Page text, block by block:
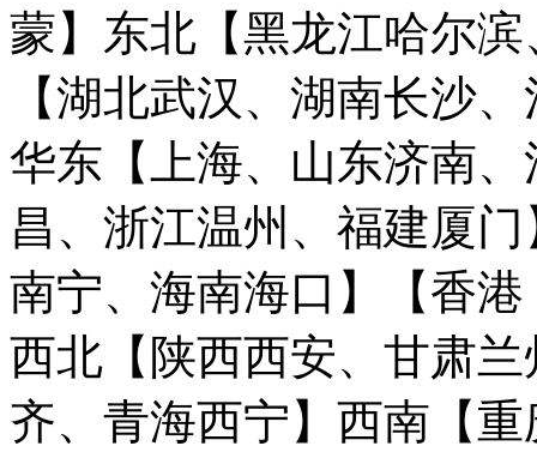
蒙】 东北【黑龙江哈尔
【湖北武汉、湖南长沙
华东【上海、山东济南
昌、浙江温州、福建厦门
南宁、海南海口】
【香
西北【陕西西安、甘肃
齐、青海西宁】 西南【